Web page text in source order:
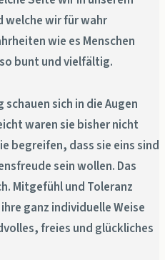
welche wir für wahr
wie es Menschen
bunt und vielfältig.
schauen sich in die Augen
waren sie bisher nicht
begreifen, dass sie eins sind
sein wollen. Das
Mitgefühl und Toleranz
ganz individuelle Weise
freies und glückliches